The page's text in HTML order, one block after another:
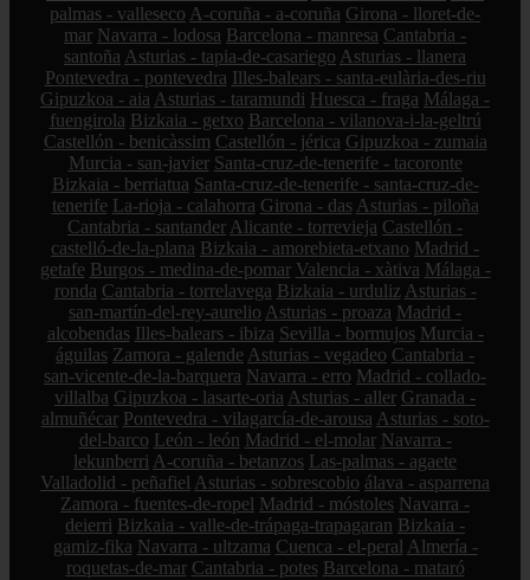
palmas - valleseco A-coruña - a-coruña Girona - lloret-de-
mar Navarra - lodosa Barcelona - manresa Cantabria -
santoña Asturias - tapia-de-casariego Asturias - llanera
Pontevedra - pontevedra Illes-balears - santa-eulària-des-riu
Gipuzkoa - aia Asturias - taramundi Huesca - fraga Málaga -
fuengirola Bizkaia - getxo Barcelona - vilanova-i-la-geltrú
Castellón - benicàssim Castellón - jérica Gipuzkoa - zumaia
Murcia - san-javier Santa-cruz-de-tenerife - tacoronte
Bizkaia - berriatua Santa-cruz-de-tenerife - santa-cruz-de-
tenerife La-rioja - calahorra Girona - das Asturias - piloña
Cantabria - santander Alicante - torrevieja Castellón -
castelló-de-la-plana Bizkaia - amorebieta-etxano Madrid -
getafe Burgos - medina-de-pomar Valencia - xàtiva Málaga -
ronda Cantabria - torrelavega Bizkaia - urduliz Asturias -
san-martín-del-rey-aurelio Asturias - proaza Madrid -
alcobendas Illes-balears - ibiza Sevilla - bormujos Murcia -
águilas Zamora - galende Asturias - vegadeo Cantabria -
san-vicente-de-la-barquera Navarra - erro Madrid - collado-
villalba Gipuzkoa - lasarte-oria Asturias - aller Granada -
almuñécar Pontevedra - vilagarcía-de-arousa Asturias - soto-
del-barco León - león Madrid - el-molar Navarra -
lekunberri A-coruña - betanzos Las-palmas - agaete
Valladolid - peñafiel Asturias - sobrescobio álava - asparrena
Zamora - fuentes-de-ropel Madrid - móstoles Navarra -
deierri Bizkaia - valle-de-trápaga-trapagaran Bizkaia -
gamiz-fika Navarra - ultzama Cuenca - el-peral Almería -
roquetas-de-mar Cantabria - potes Barcelona - mataró